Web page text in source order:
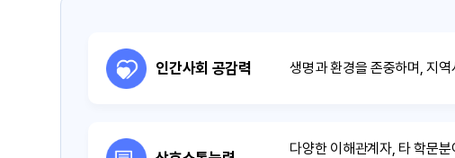
인간사회 공감력 생명과 환경을 존중하며, 지
다양한 이해관계자, 타 학문